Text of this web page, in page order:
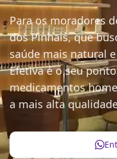
Para os moradores
dos Pinhais, que
saúde mais natural
Efetiva é o seu
medicamentos
a mais alta